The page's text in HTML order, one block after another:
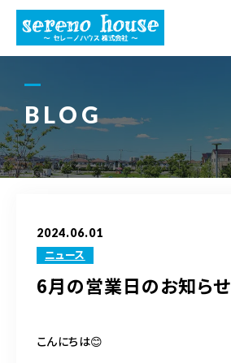
BLOG
2024.06.01
ニュース
6月の営業日のお知らせ
こんにちは😊
当社について
ギャラリー
ブログ